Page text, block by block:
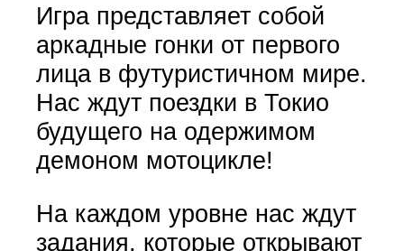
Игра представляет собой
аркадные гонки от первого
лица в футуристичном мире.
Нас ждут поездки в Токио
будущего на одержимом
демоном мотоцикле!
На каждом уровне нас ждут
задания, которые открывают